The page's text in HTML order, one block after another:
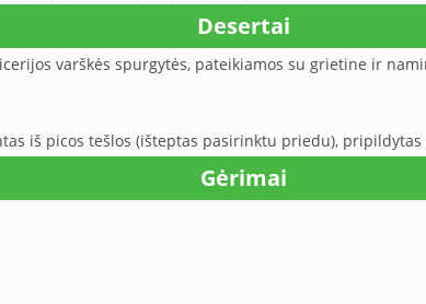
Desertai
varškės spurgytės, pateikiamos su grietine ir
iš picos tešlos (išteptas pasirinktu priedu),
Gėrimai